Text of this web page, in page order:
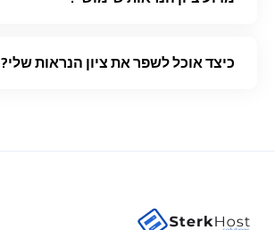
כיצד אוכל לשפר את ציון הנראות שלי?